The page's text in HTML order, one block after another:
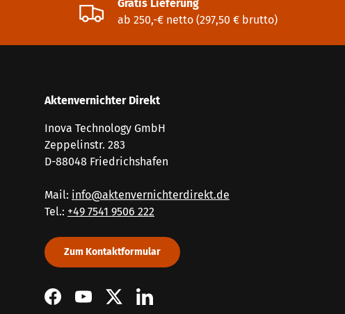
Gratis Lieferung
ab 250,-€ netto (297,50 € brutto)
Aktenvernichter Direkt
Inova Technology GmbH
Zeppelinstr. 283
D-88048 Friedrichshafen
Mail: info@aktenvernichterdirekt.de
Tel.: +49 7541 9506 222
Zum Kontaktformular
FacebookYouTubeTwitterLinkedIn